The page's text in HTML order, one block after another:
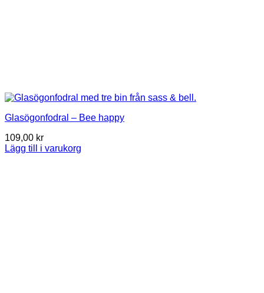
Glasögonfodral – Bee happy
109,00 kr
Lägg till i varukorg